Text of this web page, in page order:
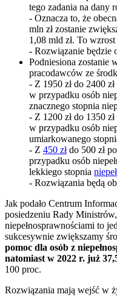
tego zadania na dany
- Oznacza to, że
mln zł zostanie
1,08 mld zł. To
- Rozwiązanie będzie
Podniesiona zostanie
pracodawców ze
- Z 1950 zł do 2400
w przypadku osób
znacznego stopnia
- Z 1200 zł do 1350
w przypadku osób
umiarkowanego
- Z 450 złdo 500 zł
przypadku osób
lekkiego stopnia
- Rozwiązania będą
Jak podało Centrum
posiedzeniu Rady
niepełnosprawnościami to
sukcesywnie zwiększamy
pomoc dla osób z
natomiast w 2022 r. już
100 proc.
Rozwiązania mają wejść w